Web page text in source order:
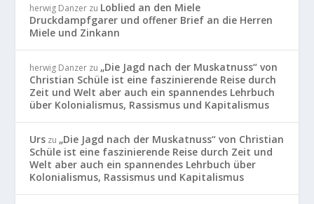
herwig Danzer zu Loblied an den Miele
Druckdampfgarer und offener Brief an die Herren
Miele und Zinkann
herwig Danzer zu „Die Jagd nach der Muskatnuss“ von
Christian Schüle ist eine faszinierende Reise durch
Zeit und Welt aber auch ein spannendes Lehrbuch
über Kolonialismus, Rassismus und Kapitalismus
Urs zu „Die Jagd nach der Muskatnuss“ von Christian
Schüle ist eine faszinierende Reise durch Zeit und
Welt aber auch ein spannendes Lehrbuch über
Kolonialismus, Rassismus und Kapitalismus